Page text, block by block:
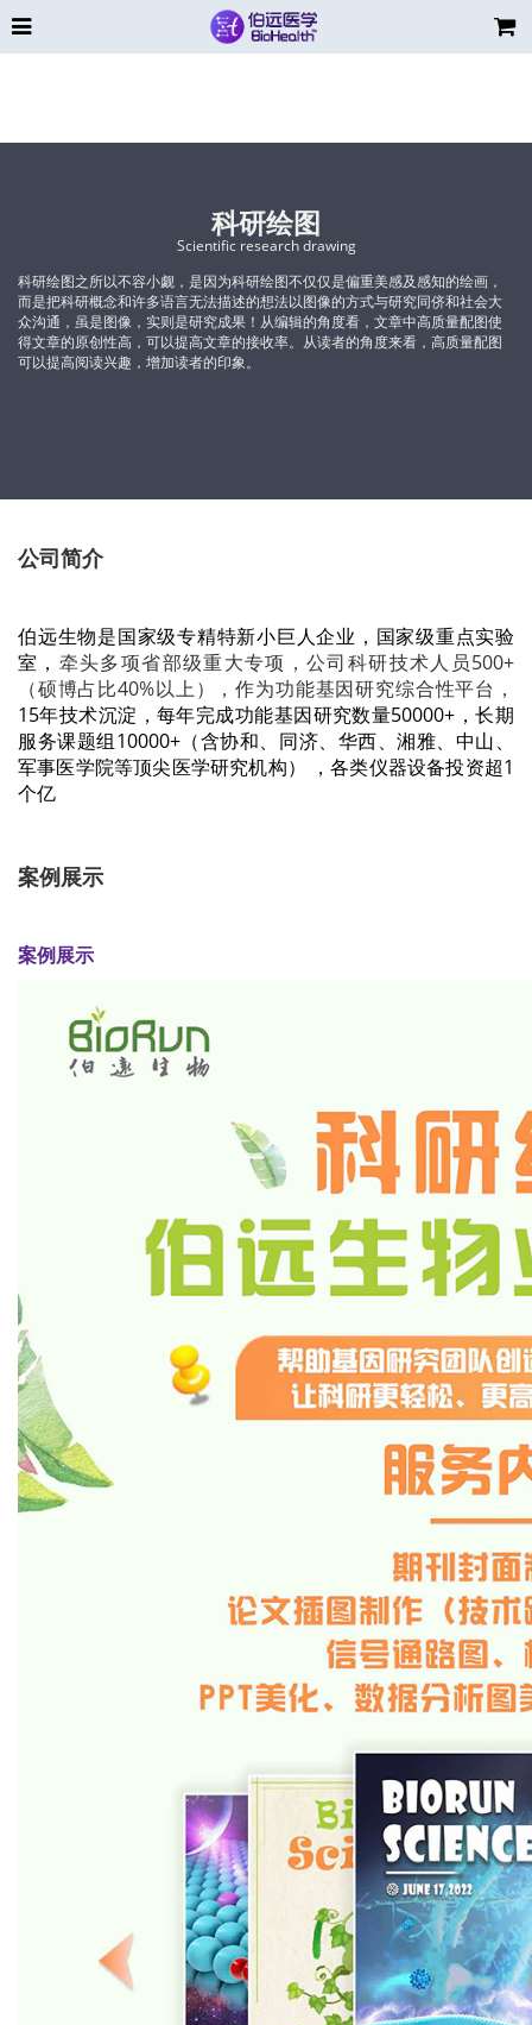
科研绘图
Scientific research drawing
科研绘图之所以不容小觑，是因为科研绘图不仅仅是偏重美感及感知的绘画，
而是把科研概念和许多语言无法描述的想法以图像的方式与研究同侪和社会大
众沟通，虽是图像，实则是研究成果！从编辑的角度看，文章中高质量配图使
得文章的原创性高，可以提高文章的接收率。从读者的角度来看，高质量配图
可以提高阅读兴趣，增加读者的印象。
公司简介
伯远生物是国家级专精特新小巨人企业， 国家级重点实验
室， 牵头多项省部级重大专项，公司科研技术人员500+
（硕博占比40%以上），作为功能基因研究综合性平台，
15年技术沉淀，每年完成功能基因研究数量50000+，长期
服务课题组10000+（含协和、同济、华西、湘雅、中山、
军事医学院等顶尖医学研究机构）
，各类仪器设备投资超1
个亿
案例展示
案例展示